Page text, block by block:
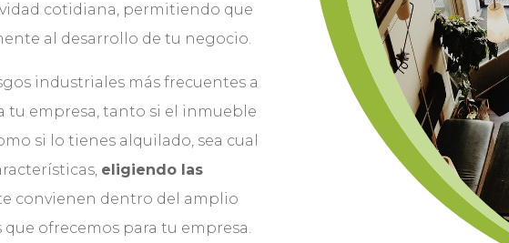
cotidiana, permitiendo que
al desarrollo de tu negocio.
industriales más frecuentes a
tu empresa, tanto si el inmueble
si lo tienes alquilado, sea cual
eligiendo las
convienen dentro del amplio
ofrecemos para tu empresa.